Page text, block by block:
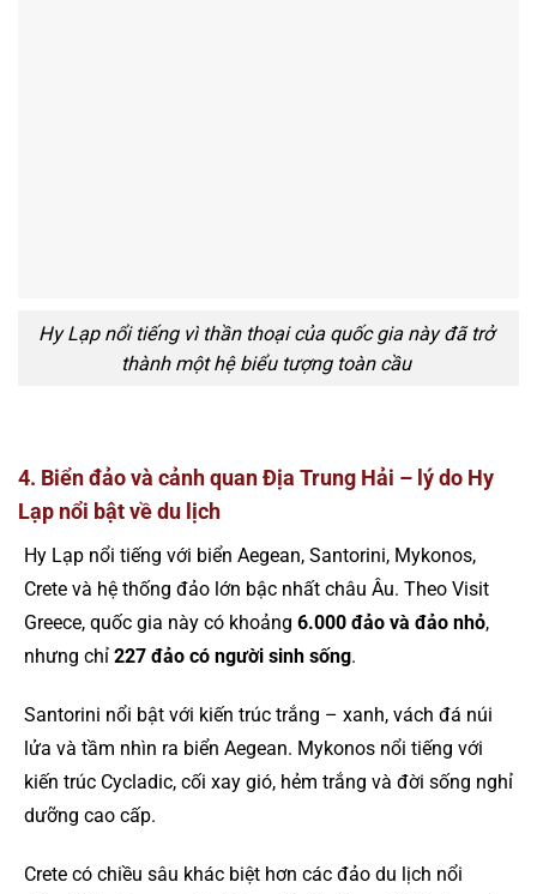
Hy Lạp nổi tiếng vì thần thoại của quốc gia này đã trở
thành một hệ biểu tượng toàn cầu
4. Biển đảo và cảnh quan Địa Trung Hải – lý do Hy
Lạp nổi bật về du lịch
Hy Lạp nổi tiếng với biển Aegean, Santorini, Mykonos,
Crete và hệ thống đảo lớn bậc nhất châu Âu. Theo Visit
Greece, quốc gia này có khoảng 6.000 đảo và đảo nhỏ,
nhưng chỉ 227 đảo có người sinh sống.
Santorini nổi bật với kiến trúc trắng – xanh, vách đá núi
lửa và tầm nhìn ra biển Aegean. Mykonos nổi tiếng với
kiến trúc Cycladic, cối xay gió, hẻm trắng và đời sống nghỉ
dưỡng cao cấp.
Crete có chiều sâu khác biệt hơn các đảo du lịch nổi